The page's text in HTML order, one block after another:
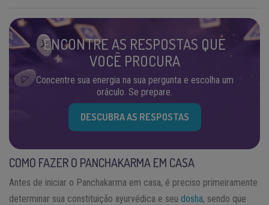
ENCONTRE AS RESPOSTAS QUE
VOCÊ PROCURA
Concentre sua energia na sua pergunta e escolha um
oráculo. Se prepare.
DESCUBRA AS RESPOSTAS
COMO FAZER O PANCHAKARMA EM CASA
Antes de iniciar o Panchakarma em casa, é preciso primeiramente
determinar sua constituição ayurvédica e seu dosha, sendo que